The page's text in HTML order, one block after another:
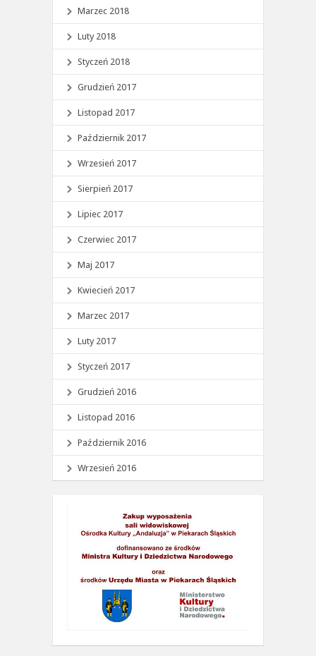
Marzec 2018
Luty 2018
Styczeń 2018
Grudzień 2017
Listopad 2017
Październik 2017
Wrzesień 2017
Sierpień 2017
Lipiec 2017
Czerwiec 2017
Maj 2017
Kwiecień 2017
Marzec 2017
Luty 2017
Styczeń 2017
Grudzień 2016
Listopad 2016
Październik 2016
Wrzesień 2016